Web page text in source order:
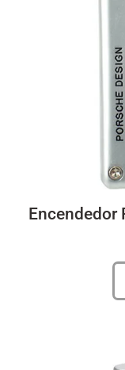
Encendedor